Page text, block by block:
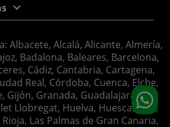
Albacete, Alcalá, Alicante, Almería,
Badalona, Baleares, Barcelona,
Cádiz, Cantabria, Cartagena,
Real, Córdoba, Cuenca, Elche,
Gijón, Granada, Guadalajara,
Llobregat, Huelva, Huesca, Jaén,
Rioja, Las Palmas de Gran Canaria,